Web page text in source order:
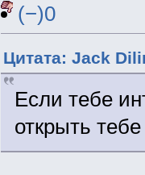
(−)0
Цитата: Jack
Если тебе
открыть